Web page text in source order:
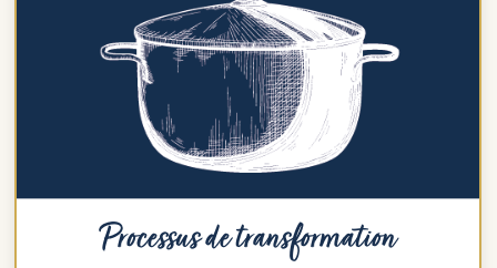
Processus de transformation